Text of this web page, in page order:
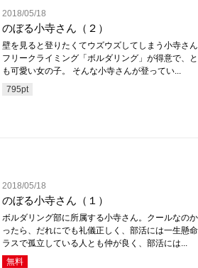
2018/05/18
のぼる小寺さん（２）
壁を見ると登りたくてウズウズしてしまう小寺さん
フリークライミング「ボルダリング」が得意で、
も可愛い女の子。 そんな小寺さんが登ってい...
795pt
2018/05/18
のぼる小寺さん（１）
ボルダリング部に所属する小寺さん。クールなの
ったら、だれにでも礼儀正しく、部活には一生懸
ラスで孤立している人とも仲が良く、部活には...
無料